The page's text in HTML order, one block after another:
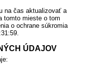
na čas aktualizovať a
tomto mieste o tom
o ochrane súkromia
ÚDAJOV